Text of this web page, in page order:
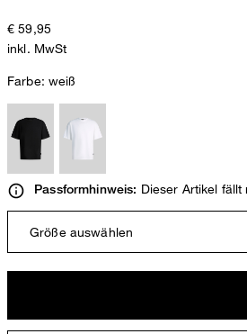
€ 59,95
inkl. MwSt
Farbe: weiß
Passformhinweis: Dieser Artikel fällt
Größe auswählen